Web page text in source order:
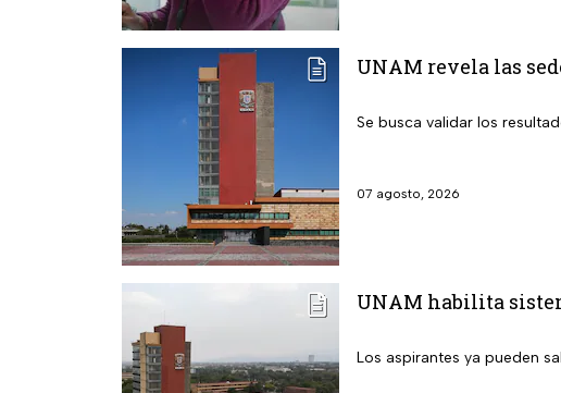
UNAM revela las
Se busca validar los
07 agosto, 2026
UNAM habilita
Los aspirantes ya pueden